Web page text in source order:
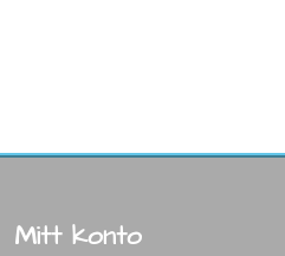
Mitt konto